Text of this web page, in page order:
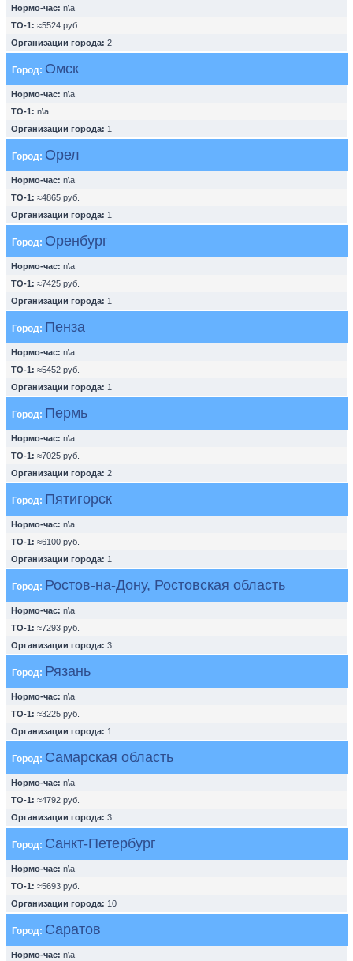
Нормо-час: n\a
ТО-1: ≈5524 руб.
Организации города: 2
Город: Омск
Нормо-час: n\a
ТО-1: n\a
Организации города: 1
Город: Орел
Нормо-час: n\a
ТО-1: ≈4865 руб.
Организации города: 1
Город: Оренбург
Нормо-час: n\a
ТО-1: ≈7425 руб.
Организации города: 1
Город: Пенза
Нормо-час: n\a
ТО-1: ≈5452 руб.
Организации города: 1
Город: Пермь
Нормо-час: n\a
ТО-1: ≈7025 руб.
Организации города: 2
Город: Пятигорск
Нормо-час: n\a
ТО-1: ≈6100 руб.
Организации города: 1
Город: Ростов-на-Дону, Ростовская область
Нормо-час: n\a
ТО-1: ≈7293 руб.
Организации города: 3
Город: Рязань
Нормо-час: n\a
ТО-1: ≈3225 руб.
Организации города: 1
Город: Самарская область
Нормо-час: n\a
ТО-1: ≈4792 руб.
Организации города: 3
Город: Санкт-Петербург
Нормо-час: n\a
ТО-1: ≈5693 руб.
Организации города: 10
Город: Саратов
Нормо-час: n\a